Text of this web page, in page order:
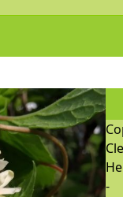
-